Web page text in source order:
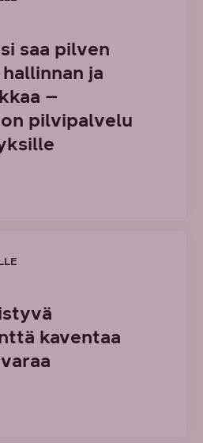
saa pilven
ja
–
pilvipalvelu
kaventaa